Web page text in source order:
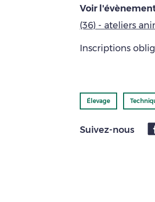
Voir
(36) - ateliers
Inscriptions
Élevage
Suivez-nous